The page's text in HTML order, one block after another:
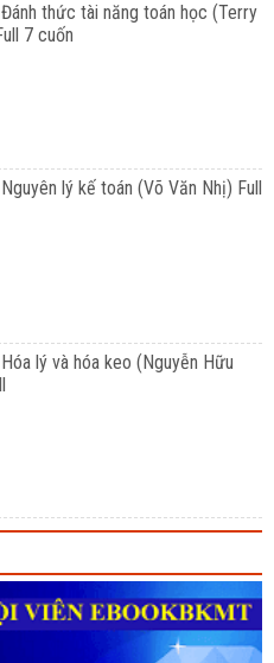
thức tài năng toán học (Terry
7 cuốn
lý kế toán (Võ Văn Nhị) Full
lý và hóa keo (Nguyễn Hữu